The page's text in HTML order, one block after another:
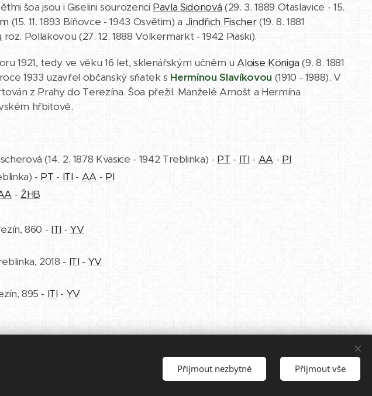
šoa jsou i Giselini sourozenci Pavla Sidonová (29. 3. 1889 Otaslavice - 15.
(15. 11. 1893 Bíňovce - 1943 Osvětim) a Jindřich Fischer(19. 8. 1881
roz. Pollakovou (27. 12. 1888 Völkermarkt - 1942 Piaski).
1921, tedy ve věku 16 let, sklenářským učněm uAloise Königa (9. 8. 1881
1933 uzavřel občanský sňatek s Hermínou Slavíkovou (1910 - 1988). V
z Prahy do Terezína. Šoa přežil. Manželé Arnošt a Hermína
hřbitově.
(14. 2. 1878 Kvasice - 1942 Treblinka) - PT - ITI- AA- PI
- PT - ITI - AA - PI
- ŽHB
860 - ITI -YV
2018 - ITI- YV
895 - ITI - YV
Přijmout nezbytné Přijmout vše